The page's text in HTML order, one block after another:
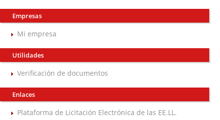
Empresas
Mi empresa
Utilidades
Verificación de documentos
Enlaces
Plataforma de Licitación Electrónica de las EE.LL.